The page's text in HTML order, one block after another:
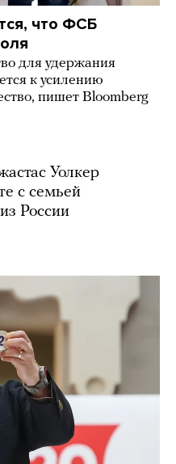
что ФСБ
для удержания
к усилению
пишет Bloomberg
Уолкер
с семьей
России